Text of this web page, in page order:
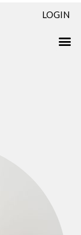
LOGIN